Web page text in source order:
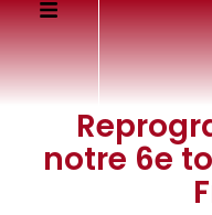
notre 6e